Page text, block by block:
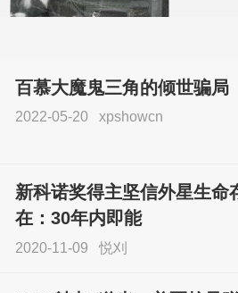
sskfn
百慕大魔鬼三角的倾世骗局
2022-05-20 xpshowcn
新科诺奖得主坚信外星生命
在：30年内即能
2020-11-09 悦刈